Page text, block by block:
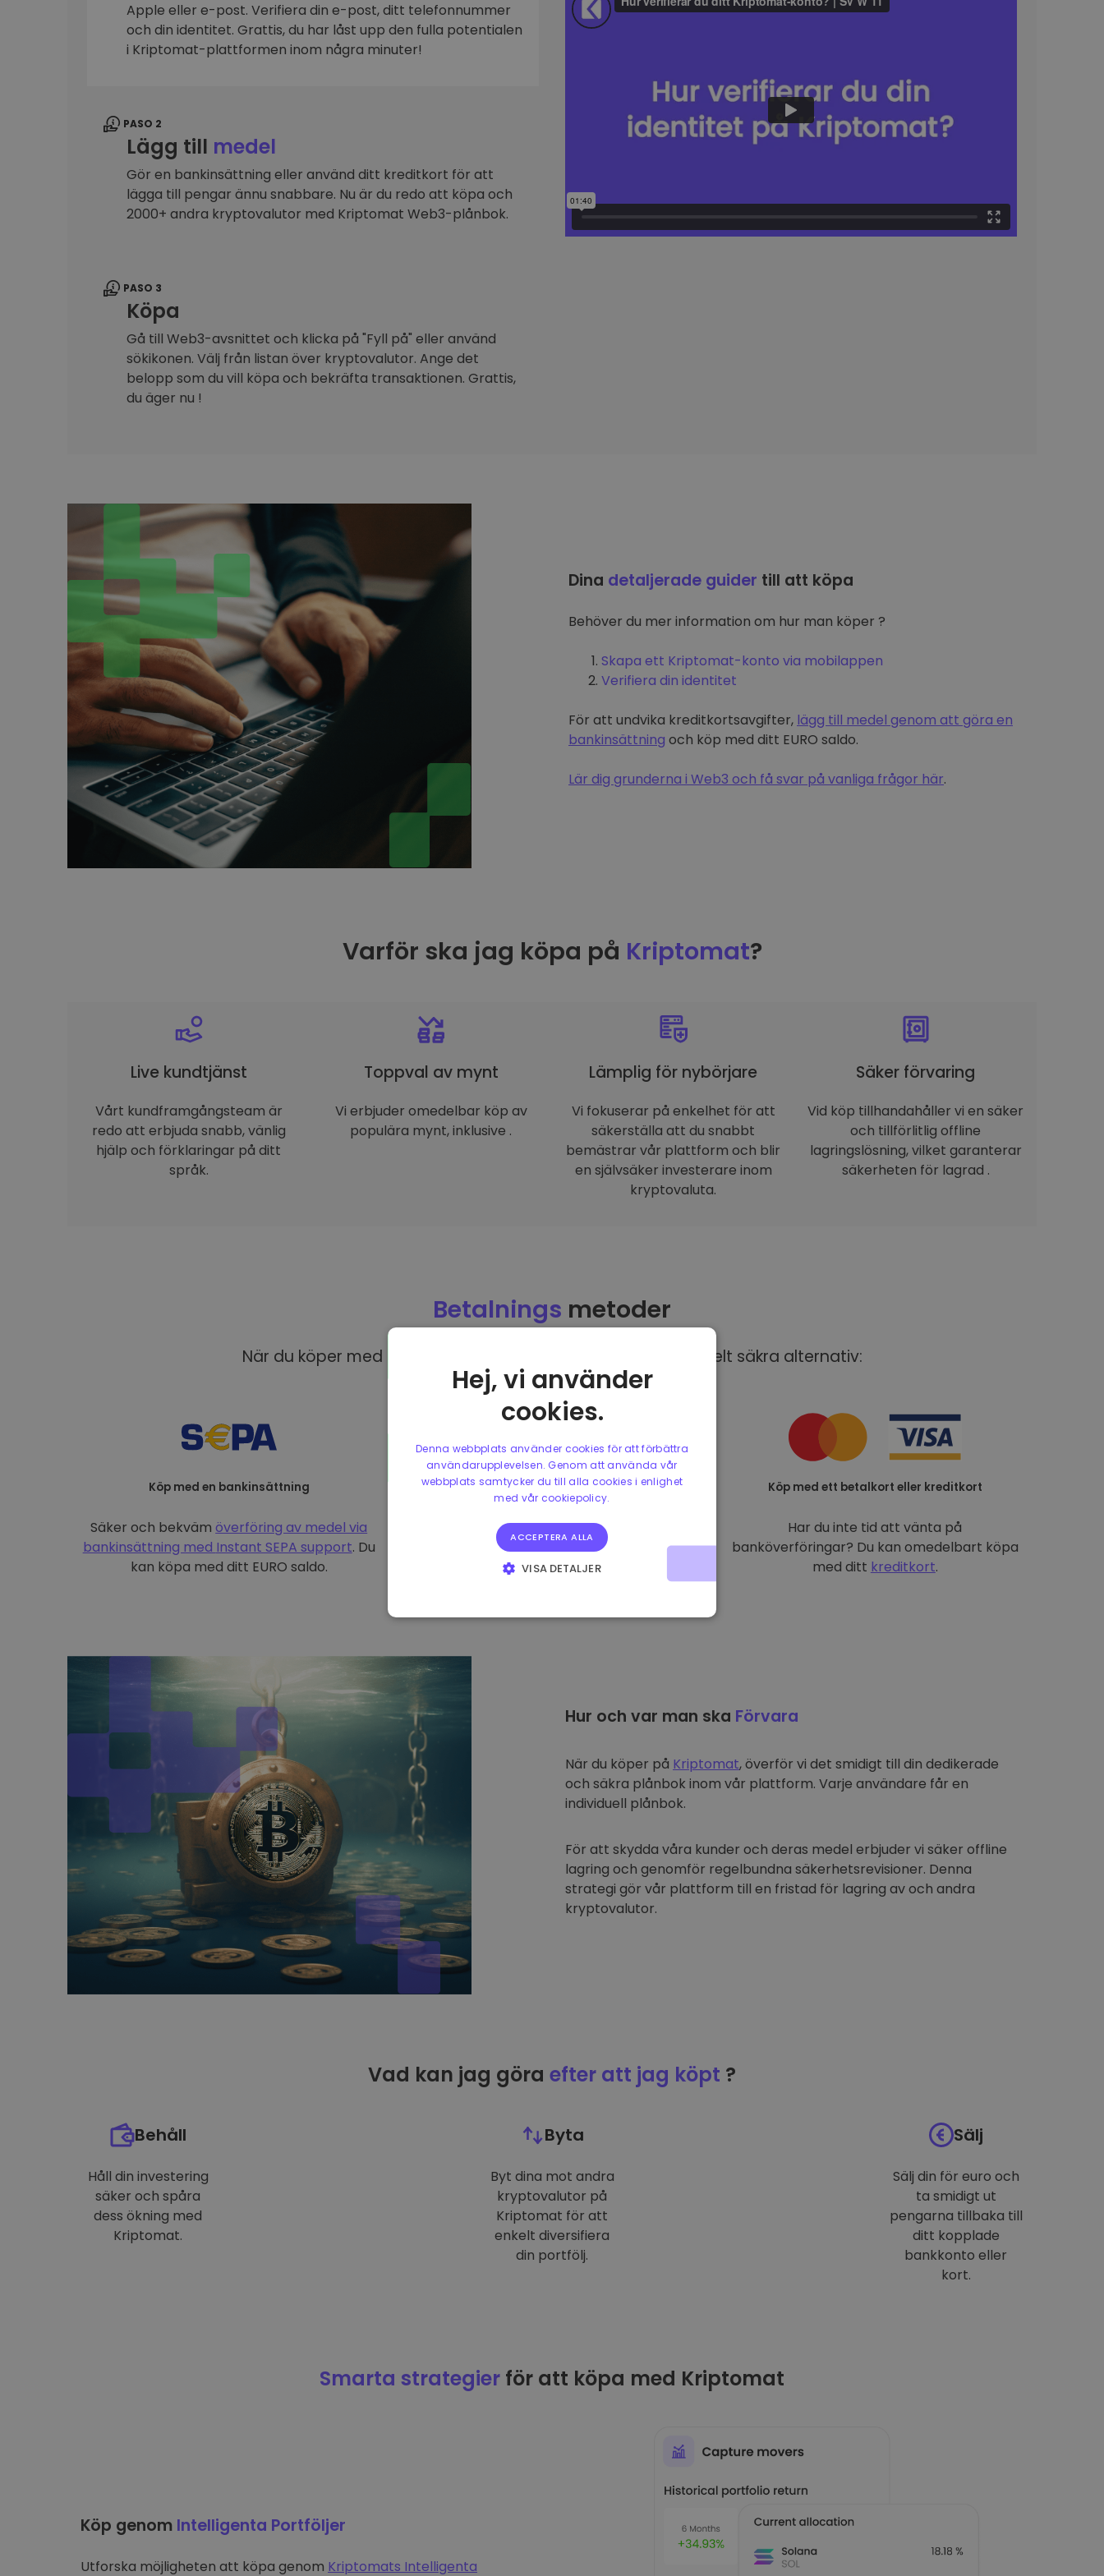
Investeringsutforskaren
Hitta din kryptostrategi
Apple eller e-post. Verifiera din e-post, ditt telefonnummer
och din identitet. Grattis, du har låst upp den fulla potentialen
i Kriptomat-plattformen inom några minuter!
PASO 2
Lägg till medel
Gör en bankinsättning eller använd ditt kreditkort för att
lägga till pengar ännu snabbare. Nu är du redo att köpa och
2000+ andra kryptovalutor med Kriptomat Web3-plånbok.
PASO 3
Köpa
Gå till Web3-avsnittet och klicka på "Fyll på" eller använd
sökikonen. Välj från listan över kryptovalutor. Ange det
belopp som du vill köpa och bekräfta transaktionen. Grattis,
du äger nu !
Dina detaljerade guider till att köpa
Behöver du mer information om hur man köper ?
Skapa ett Kriptomat-konto via mobilappen
Verifiera din identitet
För att undvika kreditkortsavgifter, lägg till medel genom att göra en
bankinsättning och köp med ditt EURO saldo.
Lär dig grunderna i Web3 och få svar på vanliga frågor här.
Varför ska jag köpa på Kriptomat?
Live kundtjänst
Vårt kundframgångsteam är
redo att erbjuda snabb, vänlig
hjälp och förklaringar på ditt
språk.
Toppval av mynt
Vi erbjuder omedelbar köp av
populära mynt, inklusive .
Lämplig för nybörjare
Vi fokuserar på enkelhet för att
säkerställa att du snabbt
bemästrar vår plattform och blir
en självsäker investerare inom
kryptovaluta.
Säker förvaring
Vid köp tillhandahåller vi en säker
och tillförlitlig offline
lagringslösning, vilket garanterar
säkerheten för lagrad .
Betalnings metoder
När du köper med EUR på Kriptomat har du tillgång till olika helt säkra alternativ:
Köp med en bankinsättning
Säker och bekvämöverföring av medel via
bankinsättning med Instant SEPA support. Du
kan köpa med ditt EURO saldo.
Köp med ett betalkort eller kreditkort
Har du inte tid att vänta på
banköverföringar? Du kan omedelbart köpa
med ditt kreditkort.
Hur och var man ska Förvara
När du köper på Kriptomat, överför vi det smidigt till din dedikerade
och säkra plånbok inom vår plattform. Varje användare får en
individuell plånbok.
För att skydda våra kunder och deras medel erbjuder vi säker offline
lagring och genomför regelbundna säkerhetsrevisioner. Denna
strategi gör vår plattform till en fristad för lagring av och andra
kryptovalutor.
Vad kan jag göra efter att jag köpt ?
Behåll
Håll din investering
säker och spåra
dess ökning med
Kriptomat.
Byta
Byt dina mot andra
kryptovalutor på
Kriptomat för att
enkelt diversifiera
din portfölj.
Sälj
Sälj din för euro och
ta smidigt ut
pengarna tillbaka till
ditt kopplade
bankkonto eller
kort.
Smarta strategier för att köpa med Kriptomat
Köp genom Intelligenta Portföljer
Utforska möjligheten att köpa genom Kriptomats Intelligenta
Hej, vi använder
cookies.
Denna webbplats använder cookies för att förbättra
användarupplevelsen. Genom att använda vår
webbplats samtycker du till alla cookies i enlighet
med vår cookiepolicy.
ACCEPTERA ALLA
VISA DETALJER